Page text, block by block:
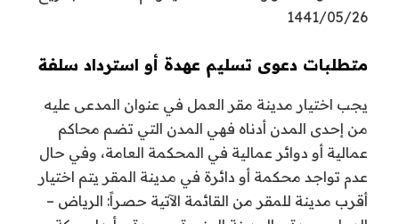
1441/05/26
متطلبات دعوى تسليم عهدة أو استرداد سلفة
يجب اختيار مدينة مقر العمل في عنوان المدعى عليه
من إحدى المدن أدناه فهي المدن التي تضم محاكم
عمالية أو دوائر عمالية في المحكمة العامة، وفي حال
عدم تواجد محكمة أو دائرة في مدينة المقر يتم اختيار
أقرب مدينة للمقر من القائمة الآتية حصراً: الرياض –